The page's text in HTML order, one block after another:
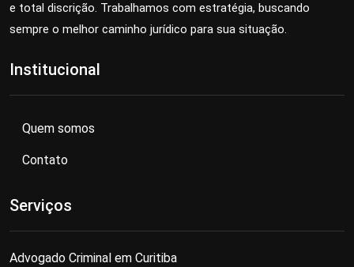
e total discrição. Trabalhamos com estratégia, buscando
sempre o melhor caminho jurídico para sua situação.
Institucional
Quem somos
Contato
Serviços
Advogado Criminal em Curitiba